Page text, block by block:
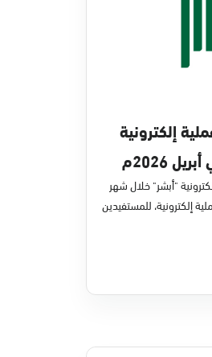
عملية إلكترونية
2026م
"أبشر" خلال شهر
الماضي 16,536,826 عملية إلكترونية، للمستفيدين